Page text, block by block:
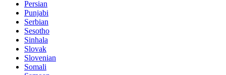
Persian
Punjabi
Serbian
Sesotho
Sinhala
Slovak
Slovenian
Somali